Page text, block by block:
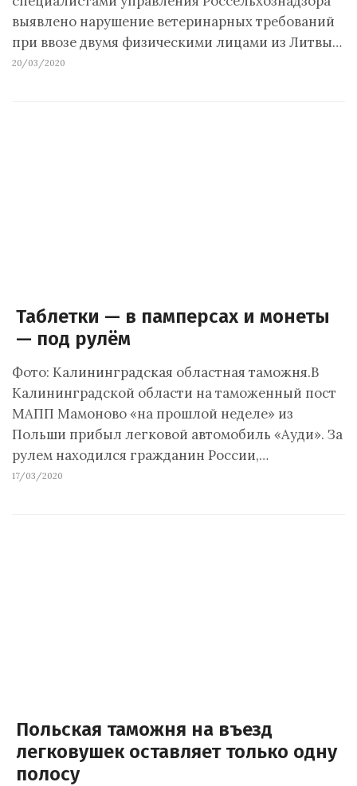
выявлено нарушение ветеринарных требований
при ввозе двумя физическими лицами из Литвы…
20/03/2020
Таблетки — в памперсах и монеты
— под рулём
Фото: Калининградская областная таможня.В
Калининградской области на таможенный пост
МАПП Мамоново «на прошлой неделе» из
Польши прибыл легковой автомобиль «Ауди». За
рулем находился гражданин России,…
17/03/2020
Польская таможня на въезд
легковушек оставляет только одну
полосу